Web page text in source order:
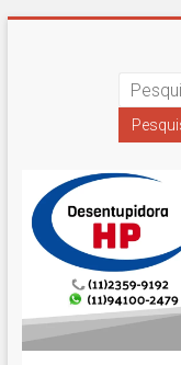
Paulo
Hidro
Prime